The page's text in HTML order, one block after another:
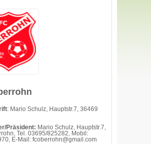
: Mario Schulz, Hauptstr.7, 36469
Präsident: Mario Schulz, Hauptstr.7,
Tel. 03695/825282, Mobil:
E-Mail: fcoberrohn@gmail.com